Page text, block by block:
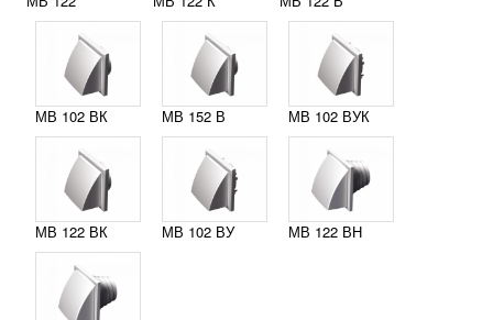
МВ 102 ВК
МВ 122 ВК
МВ 152 В
МВ 102 ВУ
МВ 102 ВУК
МВ 122 ВН